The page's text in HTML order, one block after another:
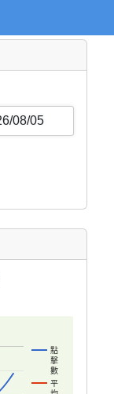
點
擊
數
平